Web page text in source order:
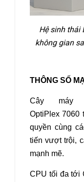
Hệ sinh thái
không gian
THÔNG SỐ
Cây
OptiPlex 7060
quyền cùng
tiến vượt trội,
mạnh mẽ.
CPU tối đa tới